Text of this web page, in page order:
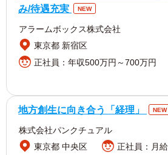
み/待遇充実
NEW
アラームボックス株式会社
東京都 新宿区
正社員：年収500万円～700万円
地方創生に向き合う「経理」 NEW
株式会社パンクチュアル
東京都 中央区
正社員：月